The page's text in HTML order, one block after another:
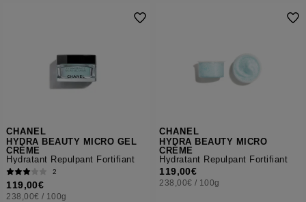
CHANEL
HYDRA BEAUTY MICRO GEL
CRÈME
Hydratant Repulpant Fortifiant
2
119,00€
238,00€ / 100g
CHANEL
HYDRA BEAUTY MICRO
CRÈME
Hydratant Repulpant Fortifiant
119,00€
238,00€ / 100g